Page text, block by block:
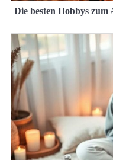
Die besten Hobbys